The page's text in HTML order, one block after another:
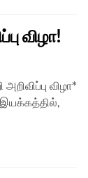
விழா!
விழா*
இயக்கத்தில்,